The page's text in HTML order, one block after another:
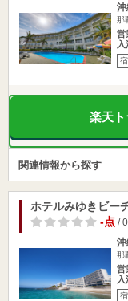
沖
那
営
入
楽天
関連情報から探す
ホテルみゆきビー
-点/
沖
那
営
入